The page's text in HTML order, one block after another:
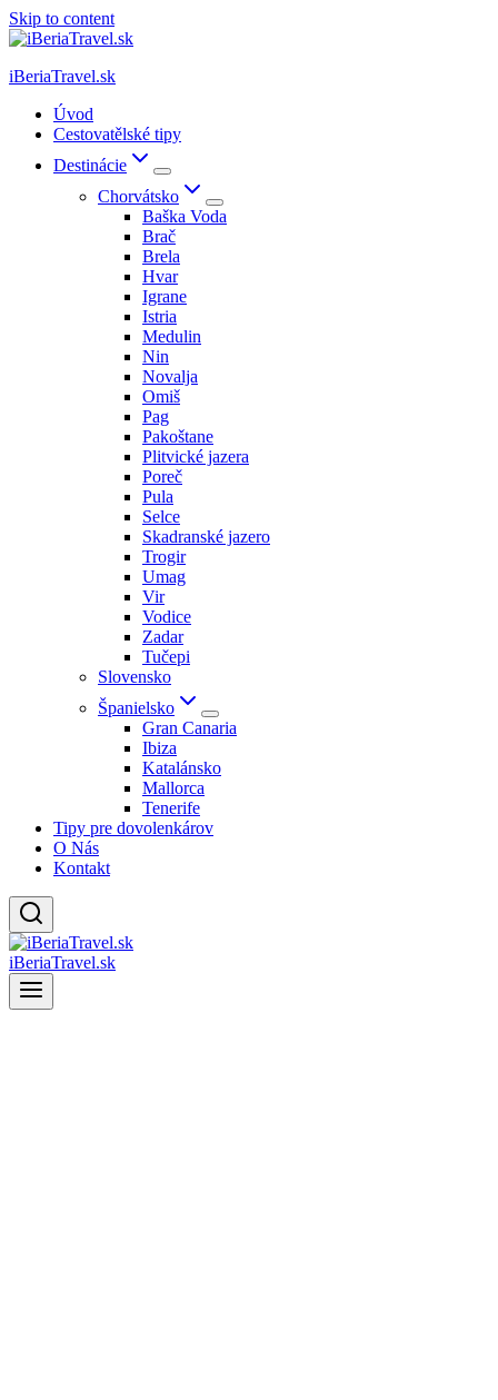
Skip to content
iBeriaTravel.sk
Úvod
Cestovatělské tipy
Destinácie
Chorvátsko
Baška Voda
Brač
Brela
Hvar
Igrane
Istria
Medulin
Nin
Novalja
Omiš
Pag
Pakoštane
Plitvické jazera
Poreč
Pula
Selce
Skadranské jazero
Trogir
Umag
Vir
Vodice
Zadar
Tučepi
Slovensko
Španielsko
Gran Canaria
Ibiza
Katalánsko
Mallorca
Tenerife
Tipy pre dovolenkárov
O Nás
Kontakt
iBeriaTravel.sk